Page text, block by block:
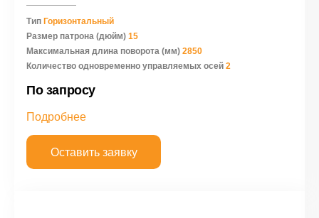
Тип Горизонтальный
Размер патрона (дюйм) 15
Максимальная длина поворота (мм) 2850
Количество одновременно управляемых осей 2
По запросу
Подробнее
Оставить заявку